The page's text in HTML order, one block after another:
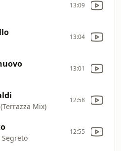
13:09
13:04
13:01
Mix)
12:58
12:55